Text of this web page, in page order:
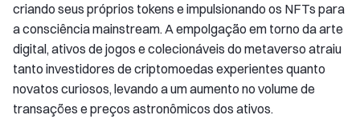
criando seus próprios tokens e impulsionando os NFTs para
a consciência mainstream. A empolgação em torno da arte
digital, ativos de jogos e colecionáveis do metaverso atraiu
tanto investidores de criptomoedas experientes quanto
novatos curiosos, levando a um aumento no volume de
transações e preços astronômicos dos ativos.